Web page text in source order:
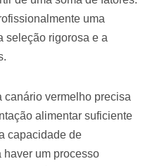
uma
seleção rigorosa e a
canário vermelho precisa
alimentar suficiente
capacidade de
um processo